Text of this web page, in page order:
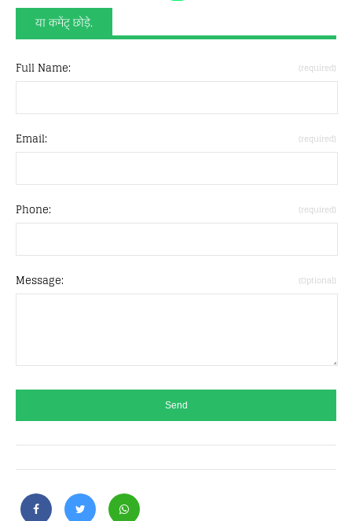
या कमेंट् छोड़े.
Full Name: (required)
Email: (required)
Phone: (required)
Message: (Optional)